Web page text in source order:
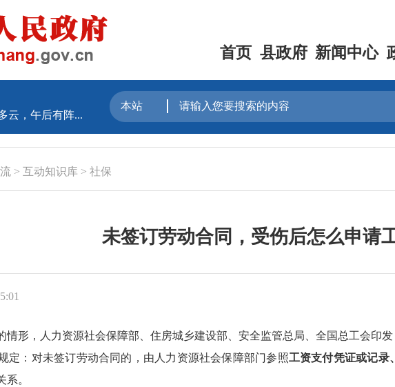
首页 县政府 新闻中心
云，午后有阵...
> 互动知识库 > 社保
未签订劳动合同，受伤后怎么申请
情形，人力资源社会保障部、住房城乡建设部、安全监管总局、全国总工会印
定：对未签订劳动合同的，由人力资源社会保障部门参照工资支付凭证或记录
。